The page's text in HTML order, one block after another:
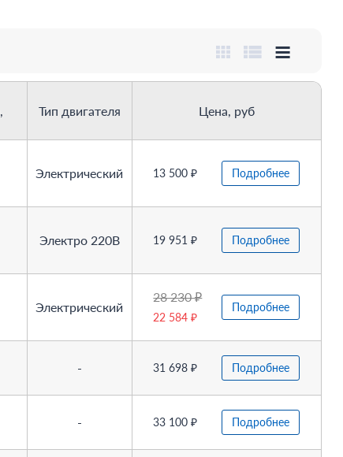
Тип двигателя Цена, руб
13 500 ₽ Подробнее
Электрический
19 951 ₽ Подробнее
Электро 220В
28 230 ₽
22 584 ₽
Подробнее
Электрический
31 698 ₽ Подробнее
-
33 100 ₽ Подробнее
-